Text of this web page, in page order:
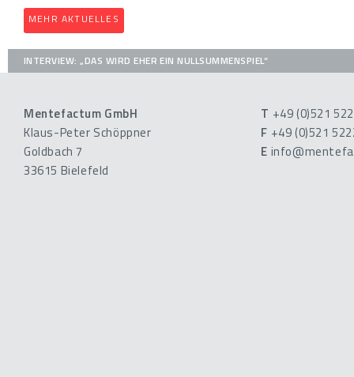
MEHR AKTUELLES
INTERVIEW: „DAS WIRD EHER EIN NULLSUMMENSPIEL“
Mentefactum GmbH
Klaus-Peter Schöppner
Goldbach 7
33615 Bielefeld
T +49 (0)521
F +49 (0)521
E